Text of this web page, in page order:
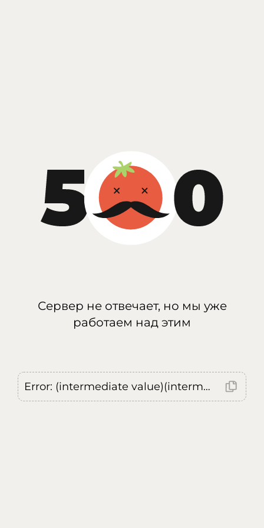
Сервер не отвечает, но мы уже
работаем над этим
Error: (intermediate value)(intermediate value)(intermediate value).replaceAll is not a function